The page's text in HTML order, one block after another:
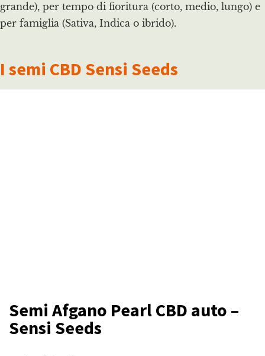
grande), per tempo di fioritura (corto, medio, lungo) e
per famiglia (Sativa, Indica o ibrido).
I semi CBD Sensi Seeds
Semi Afgano Pearl CBD auto –
Sensi Seeds